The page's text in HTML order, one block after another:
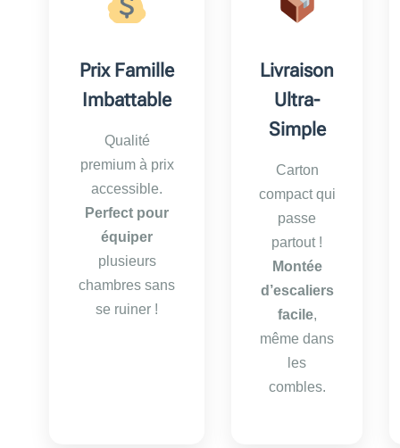
Prix Famille
Imbattable
Qualité
premium à prix
accessible.
Perfect pour
équiper
plusieurs
chambres sans
se ruiner !
Livraison
Ultra-
Simple
Carton
compact qui
passe
partout !
Montée
d’escaliers
facile,
même dans
les
combles.